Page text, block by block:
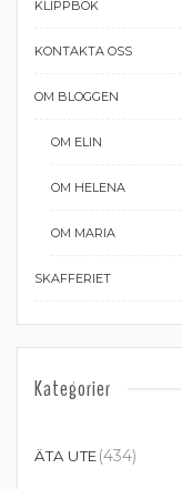
KLIPPBOK
KONTAKTA OSS
OM BLOGGEN
OM ELIN
OM HELENA
OM MARIA
SKAFFERIET
Kategorier
ÄTA UTE(434)